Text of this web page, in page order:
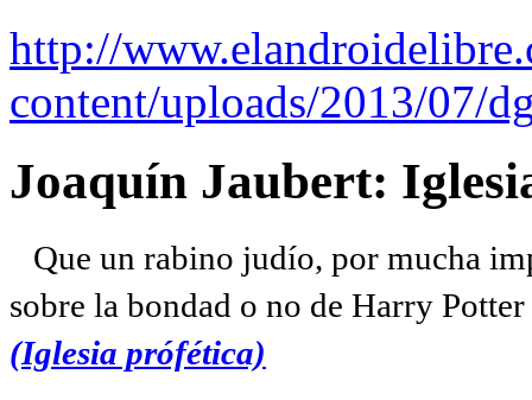
http://
content/uploads/2013/07/
Joaquín Jaubert:
Que un rabino judío, por mucha
sobre la bondad o no de Harry
(Iglesia prófética)